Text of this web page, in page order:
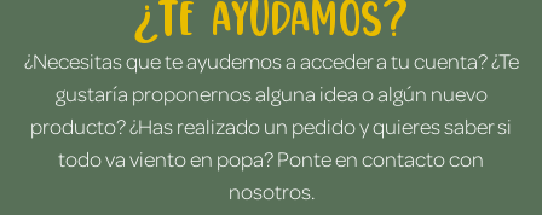
¿Te ayudamos?
¿Necesitas que te ayudemos a acceder a tu cuenta? ¿Te
gustaría proponernos alguna idea o algún nuevo
producto? ¿Has realizado un pedido y quieres saber si
todo va viento en popa? Ponte en contacto con
nosotros.